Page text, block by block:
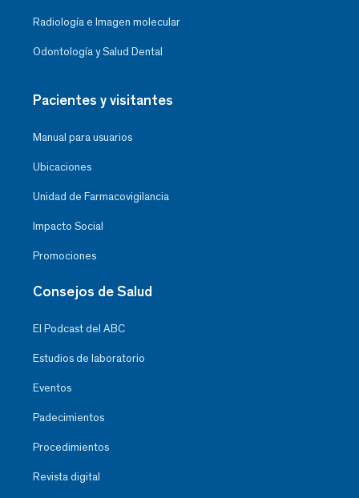
Radiología e Imagen molecular
Odontología y Salud Dental
Pacientes y visitantes
Manual para usuarios
Ubicaciones
Unidad de Farmacovigilancia
Impacto Social
Promociones
Consejos de Salud
El Podcast del ABC
Estudios de laboratorio
Eventos
Padecimientos
Procedimientos
Revista digital